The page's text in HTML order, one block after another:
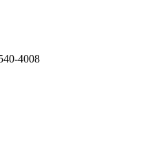
4008